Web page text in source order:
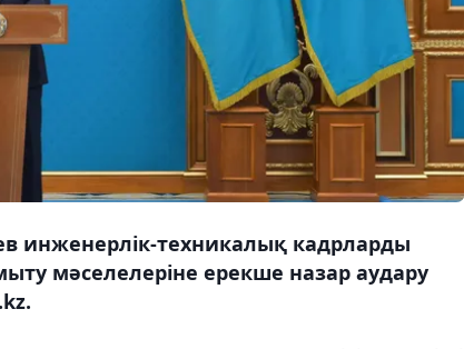
инженерлік-техникалық кадрларды
мәселелеріне ерекше назар аудару